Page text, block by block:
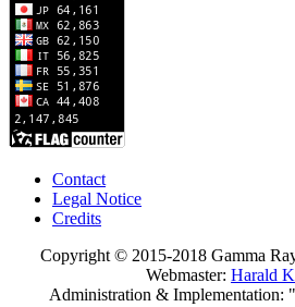
Contact
Legal Notice
Credits
Copyright © 2015-2018 Gamma
Webmaster: Harald
Administration & Implementation: "